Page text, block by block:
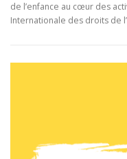
de l’enfance au cœur des
Internationale des droits de